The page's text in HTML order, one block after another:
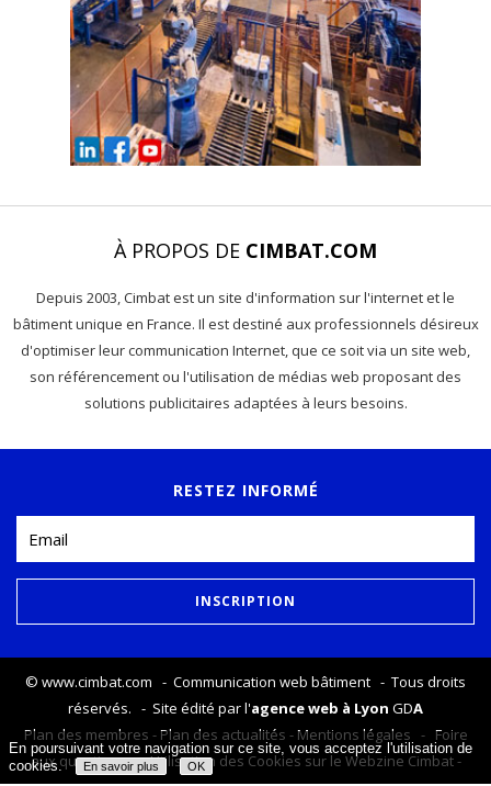
À PROPOS DE CIMBAT.COM
Depuis 2003, Cimbat est un site d'information sur l'internet et le
bâtiment unique en France. Il est destiné aux professionnels désireux
d'optimiser leur communication Internet, que ce soit via un site web,
son référencement ou l'utilisation de médias web proposant des
solutions publicitaires adaptées à leurs besoins.
RESTEZ INFORMÉ
© www.cimbat.com - Communication web bâtiment - Tous droits
réservés. - Site édité par l'agence web à Lyon GDA
Plan des membres -Plan des actualités -Mentions légales - Foire
aux questions-Utilisation des Cookies sur le Webzine Cimbat-
En poursuivant votre navigation sur ce site, vous acceptez l'utilisation de
cookies.
En savoir plus OK